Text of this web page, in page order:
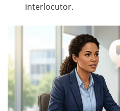
interlocutor.